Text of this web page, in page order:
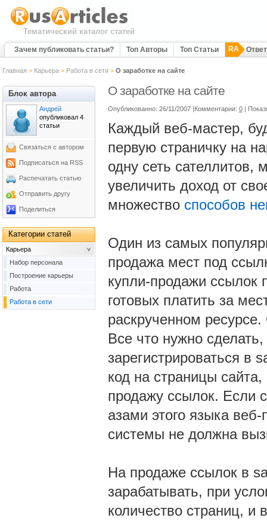
Тематический каталог статей
Зачем публиковать статьи? Топ Авторы Топ Статьи RA
Главная > Карьера> Работа в сети> О заработке на сайте
О заработке на сайте
Опубликованно: 26/11/2007 |Комментарии: 0 |
Каждый веб-мастер,
первую страничку на
одну сеть сателлитов,
увеличить доход от
множество способов
Один из самых
продажа мест под
купли-продажи ссылок
готовых платить за
раскрученном
Все что нужно
зарегистрироваться в
код на страницы
продажу ссылок. Если
азами этого языка
системы не должна
На продаже ссылок в
зарабатывать, при
количество страниц, и
Блок автора
Андрей
опубликовал 4
статьи
Связаться с автором
Подписаться на RSS
Распечатать статью
Отправить другу
Поделиться
Категории статей
Карьера
Набор персонала
Построение карьеры
Работа
Работа в сети